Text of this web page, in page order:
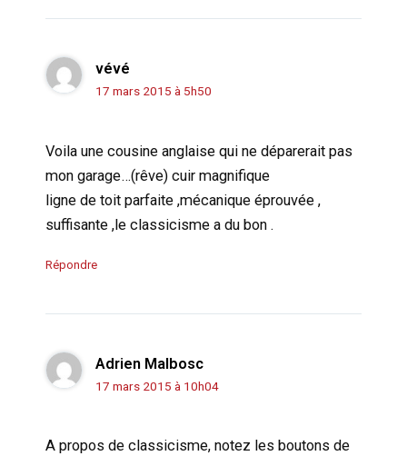
vévé
17 mars 2015 à 5h50
Voila une cousine anglaise qui ne déparerait pas
mon garage…(rêve) cuir magnifique
ligne de toit parfaite ,mécanique éprouvée ,
suffisante ,le classicisme a du bon .
Répondre
Adrien Malbosc
17 mars 2015 à 10h04
A propos de classicisme, notez les boutons de